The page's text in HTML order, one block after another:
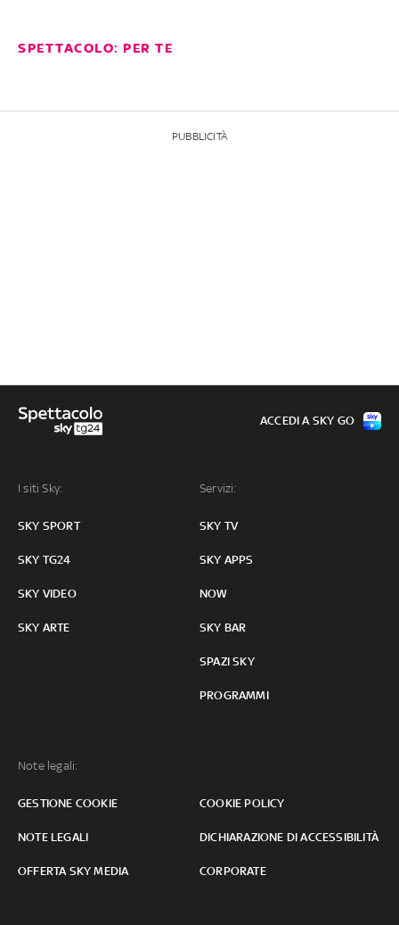
SPETTACOLO: PER TE
PUBBLICITÀ
I siti Sky:
SKY SPORT
SKY TG24
SKY VIDEO
SKY ARTE
Servizi:
SKY TV
SKY APPS
NOW
SKY BAR
SPAZI SKY
PROGRAMMI
Note legali:
GESTIONE COOKIE COOKIE POLICY
NOTE LEGALI DICHIARAZIONE DI ACCESSIBILITÀ
OFFERTA SKY MEDIA CORPORATE
ACCEDI A SKY GO